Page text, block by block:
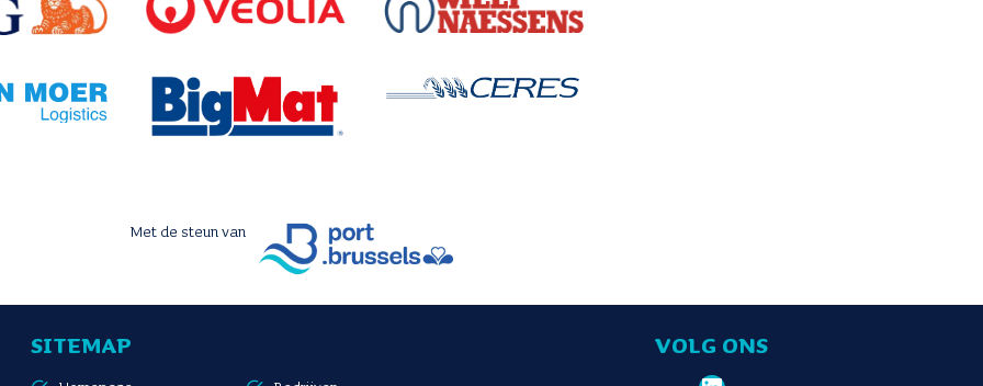
Met de steun van
SITEMAP
VOLG ONS